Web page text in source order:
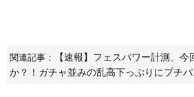
関連記事：
【速報】フェスパワー計測、
か？！ガチャ並みの乱高下っぷりにプチ